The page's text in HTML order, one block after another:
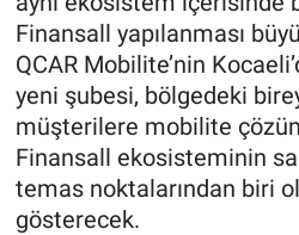
Finansall yapılanması
QCAR Mobilite’nin
yeni şubesi, bölgedeki
müşterilere mobilite
Finansall ekosisteminin
temas noktalarından biri
gösterecek.
Tüm Manşetler
Son Dakika Haberleri
Haber Arşivi